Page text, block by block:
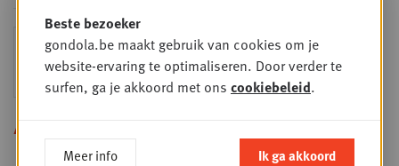
DO
24
Sales & nego Summit
2026
Sales & Nego summit 2026
Alle opleidingen
Beste bezoeker
gondola.be maakt gebruik van cookies om je
website-ervaring te optimaliseren. Door verder te
surfen, ga je akkoord met ons cookiebeleid.
Meer info Ik ga akkoord